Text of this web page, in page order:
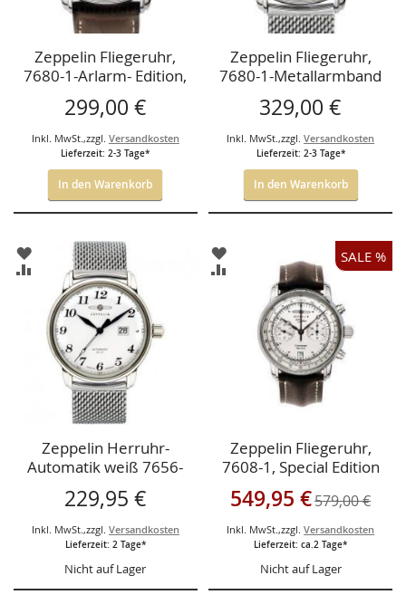
Zeppelin Fliegeruhr,
7680-1-Arlarm- Edition,
100 Jahre Zeppelin
Chronograph
299,00 €
Inkl. MwSt.,zzgl. Versandkosten
Lieferzeit: 2-3 Tage*
In den Warenkorb
Zeppelin Fliegeruhr,
7680-1-Metallarmband
329,00 €
Inkl. MwSt.,zzgl.Versandkosten
Lieferzeit: 2-3 Tage*
In den Warenkorb
ZUR
WUNSCHLISTE
HINZUFÜGEN
ZUR
VERGLEICHSLISTE
HINZUFÜGEN
Zeppelin Herruhr-
Automatik weiß 7656-
4m,Metallarmband
229,95 €
Inkl. MwSt. ,zzgl. Versandkosten
Lieferzeit: 2 Tage*
Nicht auf Lager
ZUR
WUNSCHLISTE
HINZUFÜGEN
ZUR
VERGLEICHSLISTE
HINZUFÜGEN
SALE %
Zeppelin Fliegeruhr,
7608-1, Special Edition
100 Jahre Zeppelin
Chronograph
Mechanik,
Sonderangebot
549,95 €579,00 €
Inkl. MwSt.,zzgl.Versandkosten
Lieferzeit: ca.2 Tage*
Nicht auf Lager